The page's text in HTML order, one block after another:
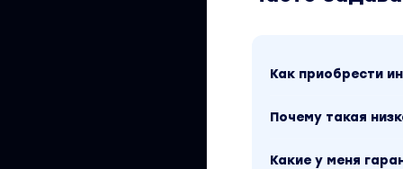
1. Урок по
(со стратегиями)
Как приобрести
Почему такая
Какие у меня